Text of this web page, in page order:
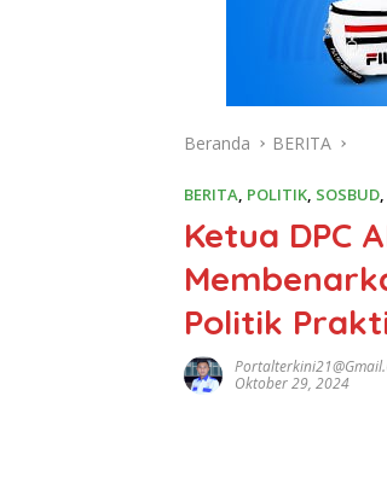
Beranda BERITA
BERITA, POLITIK, SOSBUD,
Ketua DPC
Politik
Oktober 29, 2024